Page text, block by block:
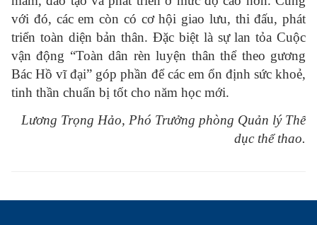
với đó, các em còn có cơ hội giao lưu, thi đấu, phát
triển toàn diện bản thân. Đặc biệt là sự lan tỏa Cuộc
vận động “Toàn dân rèn luyện thân thể theo gương
Bác Hồ vĩ đại” góp phần để các em ổn định sức khoẻ,
tinh thần chuẩn bị tốt cho năm học mới.
Lương Trọng Hảo, Phó Trưởng phòng Quản lý Thể
dục thể thao.